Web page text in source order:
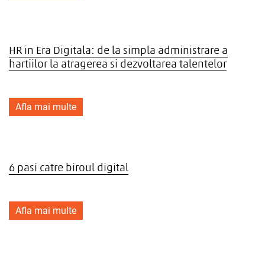
HR in Era Digitala: de la simpla administrare a
hartiilor la atragerea si dezvoltarea talentelor
Afla mai multe
6 pasi catre biroul digital
Afla mai multe